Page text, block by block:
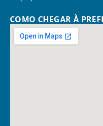
COMO CHEGAR À